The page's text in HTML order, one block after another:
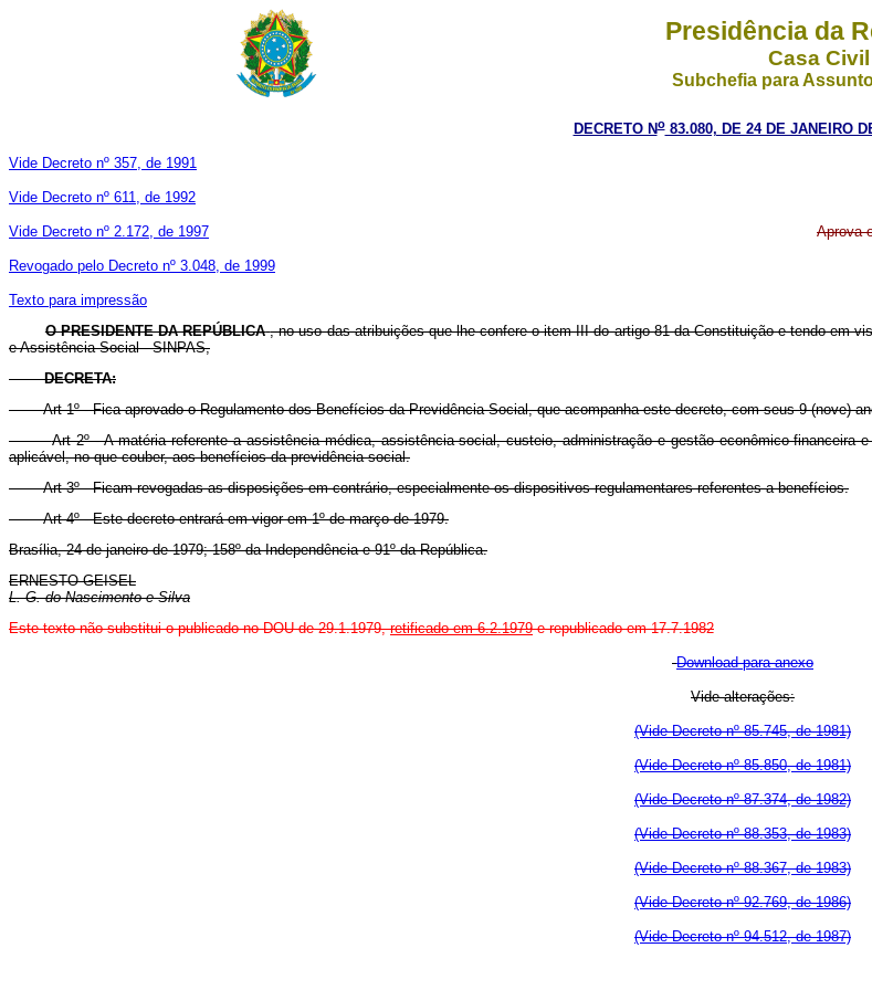
Presidência da
Casa Civil
Subchefia para
DECRETO No83.080, DE 24 DE JANEIRO
Vide Decreto nº 357, de 1991
Vide Decreto nº 611, de 1992
Vide Decreto nº 2.172, de 1997
Revogado pelo Decreto nº 3.048, de 1999
Texto para impressão
Aprova
O PRESIDENTE DA REPÚBLICA , no uso das atribuições que lhe confere o item III do artigo 81 da Constituição e tendo em
e Assistência Social - SINPAS,
DECRETA:
Art 1º - Fica aprovado o Regulamento dos Benefícios da Previdência Social, que acompanha este decreto, com seus 9 (nove)
Art 2º - A matéria referente a assistência médica, assistência social, custeio, administração e gestão econômico-
aplicável, no que couber, aos benefícios da previdência social.
Art 3º - Ficam revogadas as disposições em contrário, especialmente os dispositivos regulamentares referentes a benefícios.
Art 4º - Este decreto entrará em vigor em 1º de março de 1979.
Brasília, 24 de janeiro de 1979; 158º da Independência e 91º da República.
ERNESTO GEISEL
L. G. do Nascimento e Silva
Este texto não substitui o publicado no DOU de 29.1.1979,retificado em 6.2.1979e republicado em 17.7.1982
Download para anexo
Vide alterações:
(Vide Decreto nº 85.745, de 1981)
(Vide Decreto nº 85.850, de 1981)
(Vide Decreto nº 87.374, de 1982)
(Vide Decreto nº 88.353, de 1983)
(Vide Decreto nº 88.367, de 1983)
(Vide Decreto nº 92.769, de 1986)
(Vide Decreto nº 94.512, de 1987)